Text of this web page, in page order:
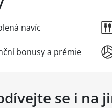
navíc
bonusy a prémie
se i na